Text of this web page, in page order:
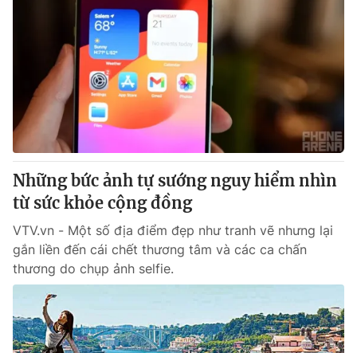
VTV Money VTV Thể thao
VTV Sức khoẻ Bất động sản
Thị trường 24h Tấm lòng Việt
VTV4 Vươn mình bằng AI
VTV8
Liên hệ tòa soạn English
THỜI BÁO VTV
Những bức ảnh tự sướng nguy hiểm nhìn
từ sức khỏe cộng đồng
VTV.vn - Một số địa điểm đẹp như tranh vẽ nhưng lại
gắn liền đến cái chết thương tâm và các ca chấn
thương do chụp ảnh selfie.